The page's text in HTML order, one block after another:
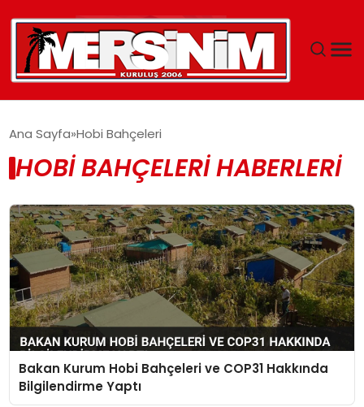
YAŞAM
GÜNCEL
SAĞLIK
EĞITIM
SPOR
EKONOMI
Ana Sayfa Hobi Bahçeleri
HOBI BAHÇELERI HABERLERI
Bakan Kurum Hobi Bahçeleri ve COP31 Hakkında
Bilgilendirme Yaptı